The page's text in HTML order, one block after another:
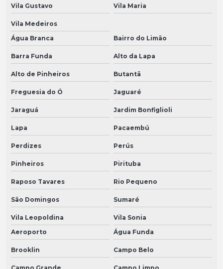
Vila Gustavo Vila Maria
Vila Medeiros
Água Branca
Bairro do Limão
Barra Funda Alto da Lapa
Alto de Pinheiros Butantã
Freguesia do Ó Jaguaré
Jaraguá Jardim Bonfiglioli
Lapa Pacaembú
Perdizes Perús
Pinheiros Pirituba
Raposo Tavares Rio Pequeno
São Domingos Sumaré
Vila Leopoldina
Vila Sonia
Aeroporto
Água Funda
Brooklin Campo Belo